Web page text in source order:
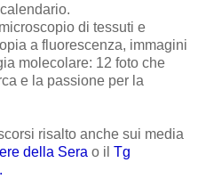
di tessuti e
a fluorescenza, immagini
molecolare: 12 foto che
e la passione per la
risalto anche sui media
della Sera o il Tg